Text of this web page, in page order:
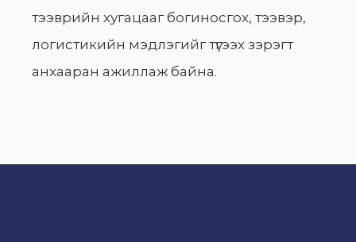
тээврийн хугацааг богиносгох, тээвэр,
логистикийн мэдлэгийг түгээх зэрэгт
анхааран ажиллаж байна.